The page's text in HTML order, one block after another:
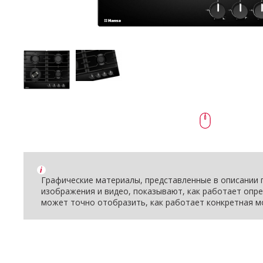
i
Графические материалы, представленные в описании
изображения и видео, показывают, как работает
может точно отобразить, как работает конкретная